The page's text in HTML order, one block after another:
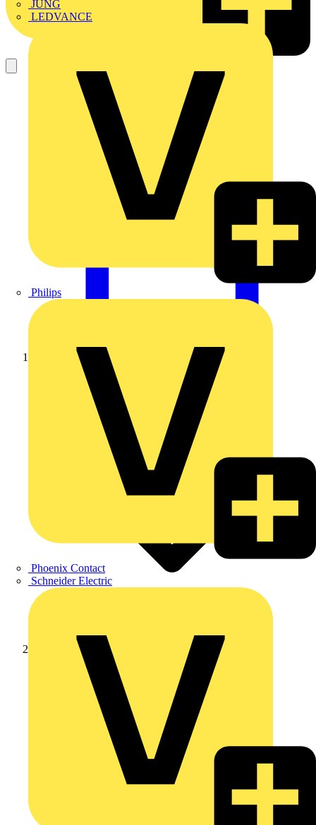
JUNG
LEDVANCE
Philips
Phoenix Contact
Schneider Electric